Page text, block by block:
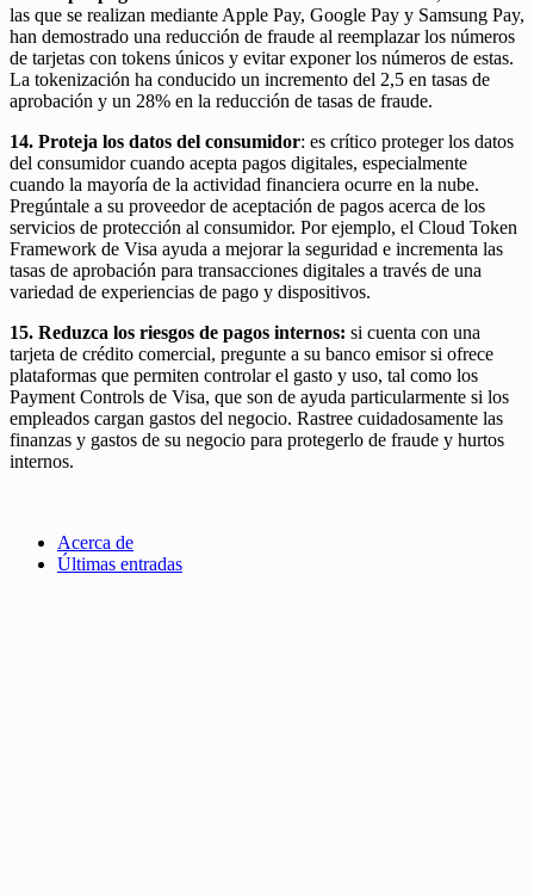
las que se realizan mediante Apple Pay, Google Pay y Samsung Pay,
han demostrado una reducción de fraude al reemplazar los números
de tarjetas con tokens únicos y evitar exponer los números de estas.
La tokenización ha conducido un incremento del 2,5 en tasas de
aprobación y un 28% en la reducción de tasas de fraude.
14. Proteja los datos del consumidor: es crítico proteger los datos
del consumidor cuando acepta pagos digitales, especialmente
cuando la mayoría de la actividad financiera ocurre en la nube.
Pregúntale a su proveedor de aceptación de pagos acerca de los
servicios de protección al consumidor. Por ejemplo, el Cloud Token
Framework de Visa ayuda a mejorar la seguridad e incrementa las
tasas de aprobación para transacciones digitales a través de una
variedad de experiencias de pago y dispositivos.
15. Reduzca los riesgos de pagos internos: si cuenta con una
tarjeta de crédito comercial, pregunte a su banco emisor si ofrece
plataformas que permiten controlar el gasto y uso, tal como los
Payment Controls de Visa, que son de ayuda particularmente si los
empleados cargan gastos del negocio. Rastree cuidadosamente las
finanzas y gastos de su negocio para protegerlo de fraude y hurtos
internos.
Acerca de
Últimas entradas